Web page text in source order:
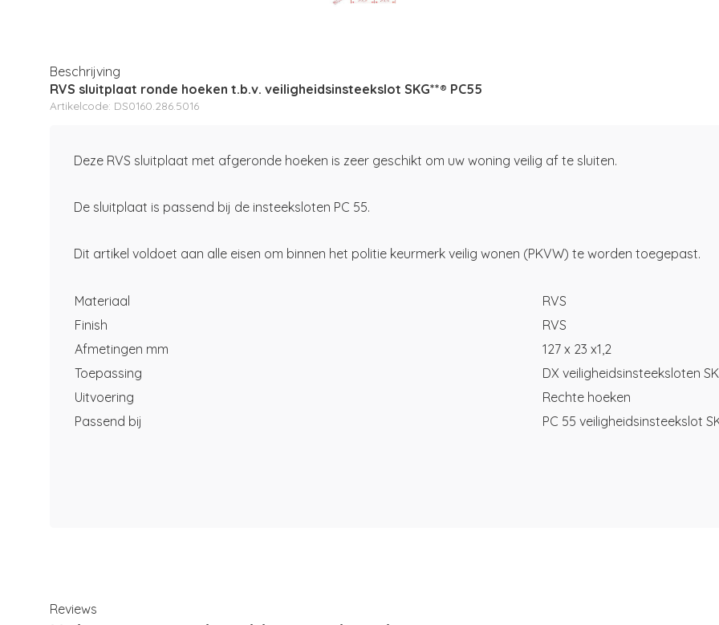
Beschrijving
RVS sluitplaat ronde hoeken t.b.v. veiligheidsinsteekslot SKG**® PC55
Artikelcode: DS0160.286.5016
Deze RVS sluitplaat met afgeronde hoeken is zeer geschikt om uw woning veilig af te sluiten.
De sluitplaat is passend bij de insteeksloten PC 55.
Dit artikel voldoet aan alle eisen om binnen het politie keurmerk veilig wonen (PKVW) te worden toegepast.
Materiaal
RVS
Finish
RVS
Afmetingen mm
127 x 23 x1,2
Toepassing
DX veiligheidsinsteeksloten
Uitvoering
Rechte hoeken
Passend bij
PC 55 veiligheidsinsteekslot
Reviews